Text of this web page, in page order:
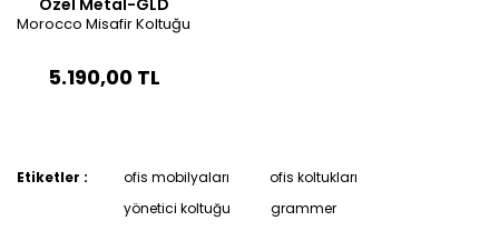
Özel Metal-GLD
Morocco Misafir Koltuğu
5.190,00 TL
Etiketler : ofis mobilyaları
ofis koltukları
yönetici koltuğu
grammer